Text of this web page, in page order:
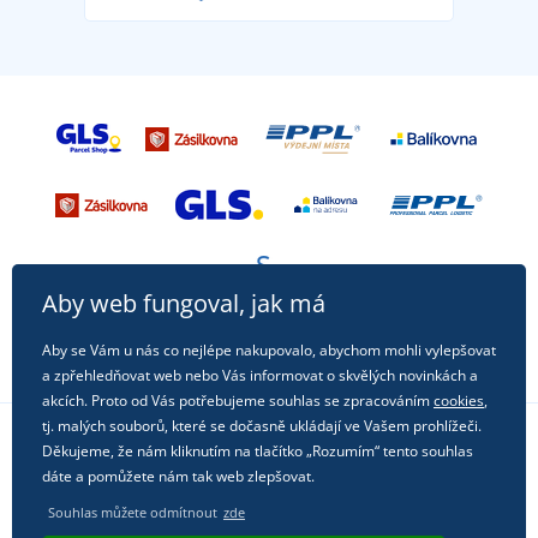
Sledujte nás na sociálních sítích
Aby web fungoval, jak má
Aby se Vám u nás co nejlépe nakupovalo, abychom mohli vylepšovat
a zpřehledňovat web nebo Vás informovat o skvělých novinkách a
akcích. Proto od Vás potřebujeme souhlas se zpracovánímcookies,
tj. malých souborů, které se dočasně ukládají ve Vašem prohlížeči.
Děkujeme, že nám kliknutím na tlačítko „Rozumím“ tento souhlas
dáte a pomůžete nám tak web zlepšovat.
Souhlas můžete odmítnout zde